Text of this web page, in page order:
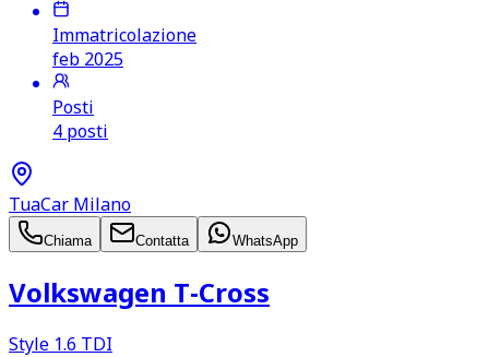
Immatricolazione
feb 2025
Posti
4 posti
TuaCar Milano
Chiama Contatta WhatsApp
Volkswagen T‑Cross
Style 1.6 TDI